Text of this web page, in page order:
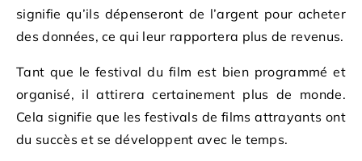
signifie qu’ils dépenseront de l’argent pour acheter
des données, ce qui leur rapportera plus de revenus.
Tant que le festival du film est bien programmé et
organisé, il attirera certainement plus de monde.
Cela signifie que les festivals de films attrayants ont
du succès et se développent avec le temps.